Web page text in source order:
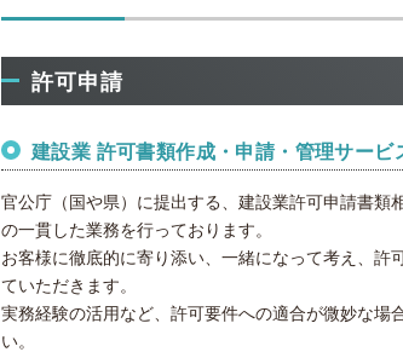
許可申請
建設業 許可書類作成・申請・管理サービ
官公庁（国や県）に提出する、建設業許可申請書類
の一貫した業務を行っております。
お客様に徹底的に寄り添い、一緒になって考え、許
ていただきます。
実務経験の活用など、許可要件への適合が微妙な場
い。